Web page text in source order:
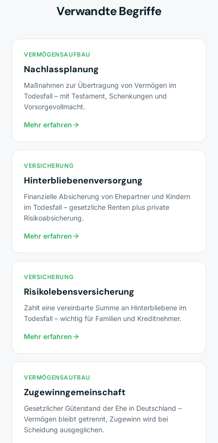
Verwandte Begriffe
VERMÖGENSAUFBAU
Nachlassplanung
Maßnahmen zur Übertragung von Vermögen im
Todesfall – mit Testament, Schenkungen und
Vorsorgevollmacht.
Mehr erfahren
VERSICHERUNG
Hinterbliebenenversorgung
Finanzielle Absicherung von Ehepartner und Kindern
im Todesfall – gesetzliche Renten plus private
Risikoabsicherung.
Mehr erfahren
VERSICHERUNG
Risikolebensversicherung
Zahlt eine vereinbarte Summe an Hinterbliebene im
Todesfall – wichtig für Familien und Kreditnehmer.
Mehr erfahren
VERMÖGENSAUFBAU
Zugewinngemeinschaft
Gesetzlicher Güterstand der Ehe in Deutschland –
Vermögen bleibt getrennt, Zugewinn wird bei
Scheidung ausgeglichen.